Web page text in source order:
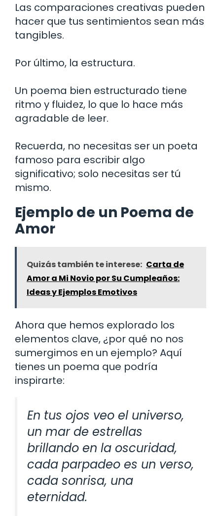
Las comparaciones creativas pueden
hacer que tus sentimientos sean más
tangibles.
Por último, la estructura.
Un poema bien estructurado tiene
ritmo y fluidez, lo que lo hace más
agradable de leer.
Recuerda, no necesitas ser un poeta
famoso para escribir algo
significativo; solo necesitas ser tú
mismo.
Ejemplo de un Poema de
Amor
Quizás también te interese: Carta de
Amor a Mi Novio por Su Cumpleaños:
Ideas y Ejemplos Emotivos
Ahora que hemos explorado los
elementos clave, ¿por qué no nos
sumergimos en un ejemplo? Aquí
tienes un poema que podría
inspirarte:
En tus ojos veo el universo,
un mar de estrellas
brillando en la oscuridad,
cada parpadeo es un verso,
cada sonrisa, una
eternidad.